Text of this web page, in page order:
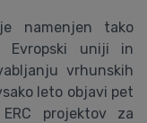
namenjen tako
Evropski uniji in
vrhunskih
leto objavi pet
projektov za